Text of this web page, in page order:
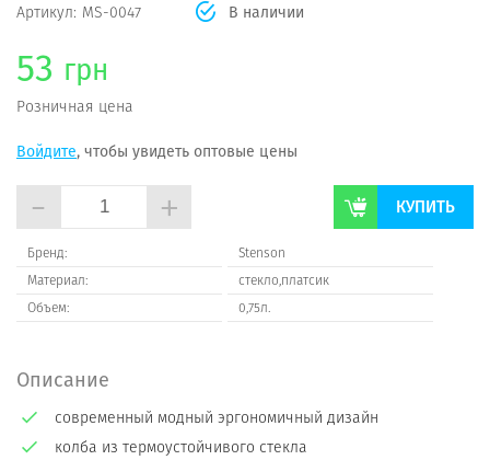
Артикул: MS-0047 В наличии
53 грн
Розничная цена
Войдите, чтобы увидеть оптовые цены
- + КУПИТЬ
Бренд:
Stenson
Материал:
стекло,платсик
Объем:
0,75л.
Описание
современный модный эргономичный дизайн
колба из термоустойчивого стекла